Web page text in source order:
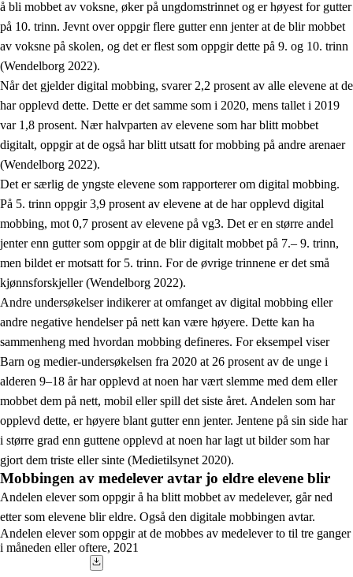
å bli mobbet av voksne, øker på ungdomstrinnet og er høyest for gutter
på 10. trinn. Jevnt over oppgir flere gutter enn jenter at de blir mobbet
av voksne på skolen, og det er flest som oppgir dette på 9. og 10. trinn
(Wendelborg 2022).
Når det gjelder digital mobbing, svarer 2,2 prosent av alle elevene at de
har opplevd dette. Dette er det samme som i 2020, mens tallet i 2019
var 1,8 prosent. Nær halvparten av elevene som har blitt mobbet
digitalt, oppgir at de også har blitt utsatt for mobbing på andre arenaer
(Wendelborg 2022).
Det er særlig de yngste elevene som rapporterer om digital mobbing.
På 5. trinn oppgir 3,9 prosent av elevene at de har opplevd digital
mobbing, mot 0,7 prosent av elevene på vg3. Det er en større andel
jenter enn gutter som oppgir at de blir digitalt mobbet på 7.– 9. trinn,
men bildet er motsatt for 5. trinn. For de øvrige trinnene er det små
kjønnsforskjeller (Wendelborg 2022).
Andre undersøkelser indikerer at omfanget av digital mobbing eller
andre negative hendelser på nett kan være høyere. Dette kan ha
sammenheng med hvordan mobbing defineres. For eksempel viser
Barn og medier-undersøkelsen fra 2020 at 26 prosent av de unge i
alderen 9–18 år har opplevd at noen har vært slemme med dem eller
mobbet dem på nett, mobil eller spill det siste året. Andelen som har
opplevd dette, er høyere blant gutter enn jenter. Jentene på sin side har
i større grad enn guttene opplevd at noen har lagt ut bilder som har
gjort dem triste eller sinte (Medietilsynet 2020).
Mobbingen av medelever avtar jo eldre elevene blir
Andelen elever som oppgir å ha blitt mobbet av medelever, går ned
etter som elevene blir eldre. Også den digitale mobbingen avtar.
Andelen elever som oppgir at de mobbes av medelever to til tre ganger
i måneden eller oftere, 2021